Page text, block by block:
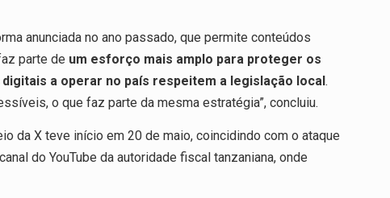
anunciada no ano passado, que permite conteúdos
parte de um esforço mais amplo para proteger os
a operar no país respeitem a legislação local.
o que faz parte da mesma estratégia”, concluiu.
da X teve início em 20 de maio, coincidindo com o ataque
do YouTube da autoridade fiscal tanzaniana, onde